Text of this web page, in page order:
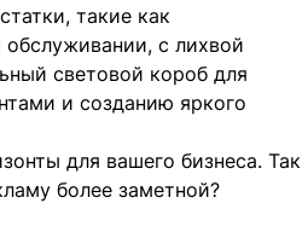
такие как
с лихвой
световой короб для
и созданию яркого
для вашего бизнеса. Так
более заметной?